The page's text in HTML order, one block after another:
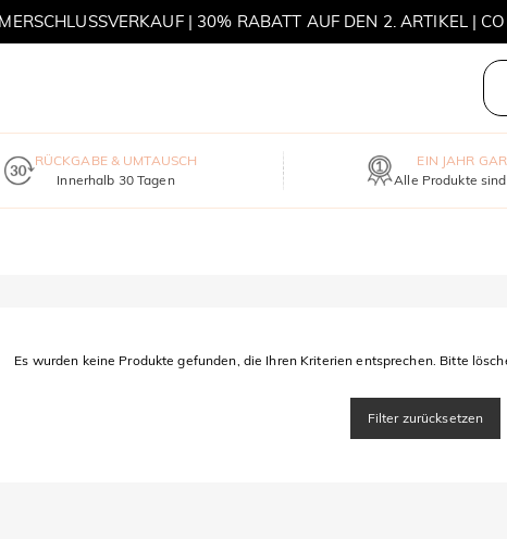
| 30% RABATT AUF DEN 2. ARTIKEL |
RÜCKGABE & UMTAUSCH
Innerhalb 30 Tagen
EIN JAHR
Alle Produkte
Es wurden keine Produkte gefunden, die Ihren Kriterien entsprechen. Bitte
Filter zurücksetzen